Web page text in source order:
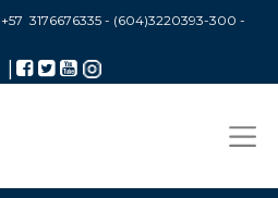
+57 3176676335 - (604)3220393-300 -